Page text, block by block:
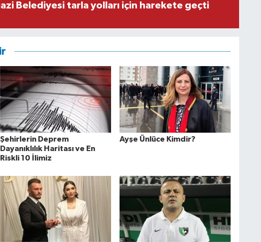
Belediyesi tarla yolları için harekete geçti
Şehirlerin Deprem
Dayanıklılık Haritası ve En
Riskli 10 İlimiz
Ayşe Ünlüce Kimdir?